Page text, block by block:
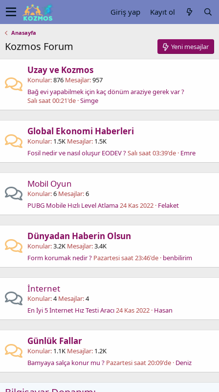
Giriş yap Kayıt ol
Anasayfa
Kozmos Forum Yeni mesajlar
Uzay ve Kozmos
Konular 876 Mesajlar 957
Bağ evi yapabilmek için kaç dönüm araziye gerek var ?
Salı saat 00:21'de Simge
Global Ekonomi Haberleri
Konular 1.5K Mesajlar 1.5K
Fosil nedir ve nasıl oluşur EODEV ?Salı saat 03:39'de Emre
Mobil Oyun
Konular 6 Mesajlar 6
PUBG Mobile Hızlı Level Atlama24 Kas 2022 Felaket
Dünyadan Haberin Olsun
Konular 3.2K Mesajlar 3.4K
Form korumak nedir ? Pazartesi saat 23:46'de benbilirim
İnternet
Konular 4 Mesajlar 4
En İyi 5 İnternet Hız Testi Aracı24 Kas 2022 Hasan
Günlük Fallar
Konular 1.1K Mesajlar 1.2K
Bamyaya salça konur mu ? Pazartesi saat 20:09'de Deniz